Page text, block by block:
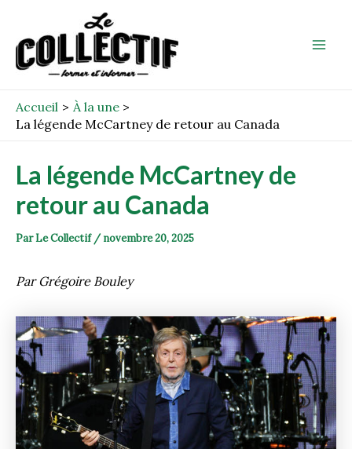
contenu
Accueil
À la une
La légende McCartney de retour au Canada
La légende McCartney de
retour au Canada
ParLe Collectif / novembre 20, 2025
Par Grégoire Bouley
navigation